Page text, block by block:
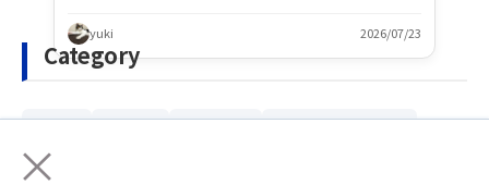
×
yuki 2026/07/23
Category
» » » »
»